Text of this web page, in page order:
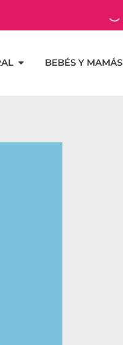
BEBÉS Y MAMÁS